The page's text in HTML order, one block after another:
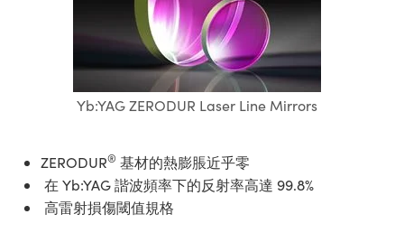
Components | SCHOTT 光
| 紅外線光學產品
| 雷射光學
| 雷射分光鏡
Isolators | 晶體和隔離器
| 雷射稜鏡
Systems| 體視顯微鏡系統
Filters | 顯微鏡濾光片
Accessories | 成像鏡頭配件
Labs Cameras™ | Lucid Vision
| Pixelink 相機
and Roughness Standards | 表
Tools | 量測工具
Components | 主動光學元件
Production
and Production | 清倉實驗室
and Detection
and Production | 重新認證實
Yb:YAG ZERODUR Laser Line Mirrors
ZERODUR® 基材的熱膨脹近乎零
在 Yb:YAG 諧波頻率下的反射率高達 99.8%
高雷射損傷閾值規格